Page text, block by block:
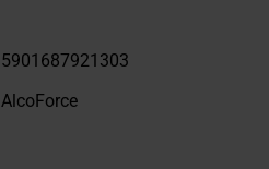
5901687921303
AlcoForce